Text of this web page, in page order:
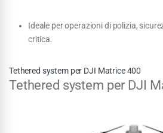
Ideale per operazioni di polizia,
critica.
Tethered system per DJI Matrice 400
Tethered system per DJI